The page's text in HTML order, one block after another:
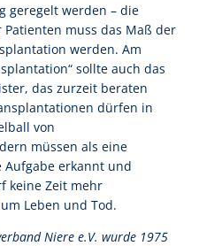
geregelt werden – die
muss das Maß der
werden. Am
sollte auch das
das zurzeit beraten
dürfen in
von
müssen als eine
erkannt und
keine Zeit mehr
Leben und Tod.
Niere e.V. wurde 1975